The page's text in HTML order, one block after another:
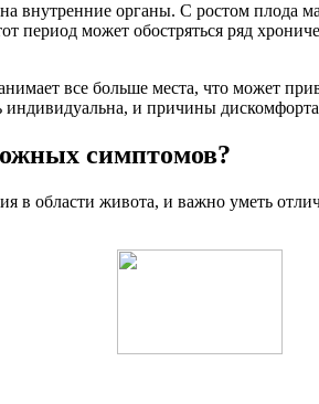
внутренние органы. С ростом плода
может обостряться ряд
все больше места, что может
и причины
симптомов?
области живота, и важно уметь